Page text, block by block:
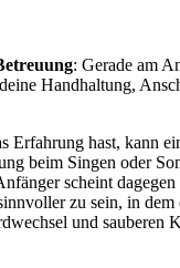
: Gerade am
Handhaltung,
Erfahrung hast, kann
beim Singen oder
scheint
zu sein, in
und sauberen